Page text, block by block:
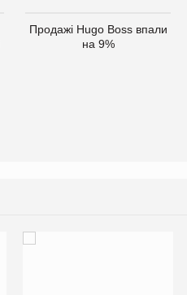
Продажі Hugo Boss впали
на 9%